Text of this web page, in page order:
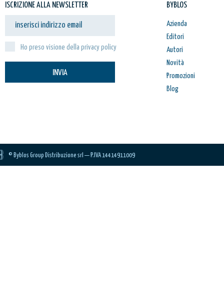
CONTINUA GLI ACQUISTI
ISCRIZIONE ALLA NEWSLETTER
Ho preso visione della privacy policy
INVIA
BYBLOS
Azienda
Editori
Autori
Novità
Promozioni
Blog
© Byblos Group Distribuzione srl — P.IVA 14414911009